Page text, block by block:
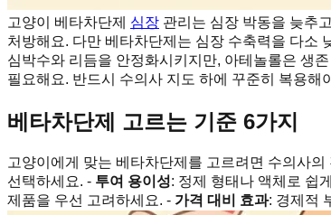
고양이 베타차단제 심장 관리는 심장 박동을 늦추
처방해요. 다만 베타차단제는 심장 수축력을 다소
심박수와 리듬을 안정화시키지만, 아테놀롤은 생
필요해요. 반드시 수의사 지도 하에 꾸준히 복용
베타차단제 고르는 기준 6가지
고양이에게 맞는 베타차단제를 고르려면 수의사
선택하세요. - 투여 용이성: 정제 형태나 액체로 쉽
제품을 우선 고려하세요. - 가격 대비 효과: 경제적